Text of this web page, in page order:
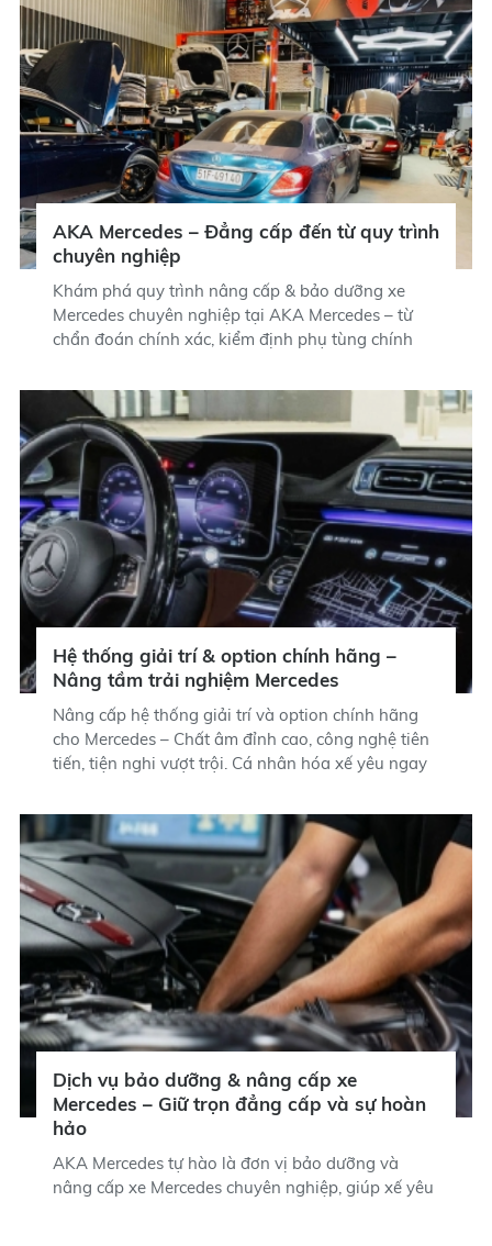
khách hàng tin chọn AKA Mercedes?
AKA Mercedes – Đẳng cấp đến từ quy trình
chuyên nghiệp
Khám phá quy trình nâng cấp & bảo dưỡng xe
Mercedes chuyên nghiệp tại AKA Mercedes – từ
chẩn đoán chính xác, kiểm định phụ tùng chính
ngay!
Hệ thống giải trí & option chính hãng –
Nâng tầm trải nghiệm Mercedes
Nâng cấp hệ thống giải trí và option chính hãng
cho Mercedes – Chất âm đỉnh cao, công nghệ tiên
tiến, tiện nghi vượt trội. Cá nhân hóa xế yêu ngay
Dịch vụ bảo dưỡng & nâng cấp xe
Mercedes – Giữ trọn đẳng cấp và sự hoàn
hảo
AKA Mercedes tự hào là đơn vị bảo dưỡng và
nâng cấp xe Mercedes chuyên nghiệp, giúp xế yêu